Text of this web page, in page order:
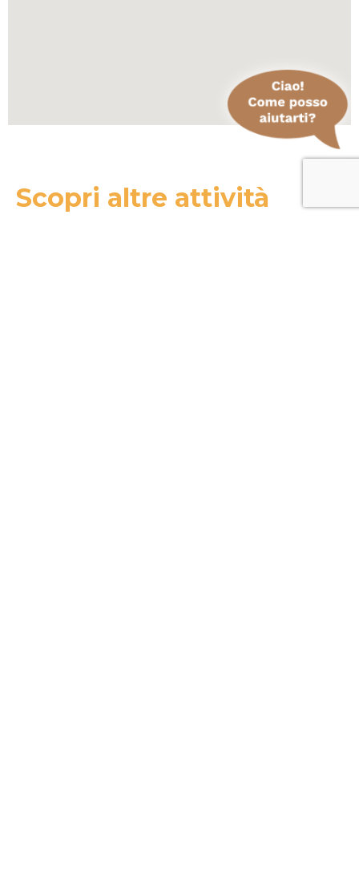
Scopri altre attività